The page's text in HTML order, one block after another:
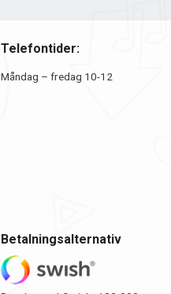
Telefontider:
Måndag – fredag 10-12
Betalningsalternativ